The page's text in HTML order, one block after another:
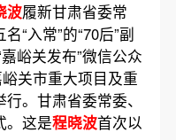
波履新甘肃省委常
“入常”的“70后”副
峪关发布”微信公众
关市重大项目及重
。甘肃省委常委、
。这是程晓波首次以